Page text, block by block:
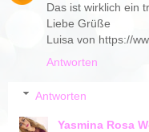
Das ist wirklich ein
Liebe Grüße
Luisa von https://
Antworten
Antworten
Yasmina Rosa